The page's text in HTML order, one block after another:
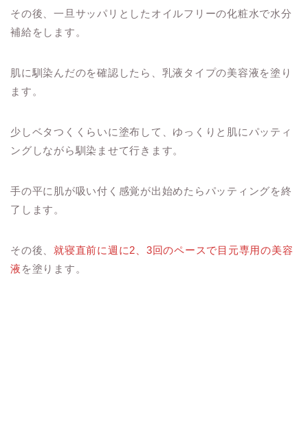
その後、一旦サッパリとしたオイルフリーの化粧水で水分
補給をします。
肌に馴染んだのを確認したら、乳液タイプの美容液を塗り
ます。
少しベタつくくらいに塗布して、ゆっくりと肌にパッティ
ングしながら馴染ませて行きます。
手の平に肌が吸い付く感覚が出始めたらパッティングを終
了します。
その後、就寝直前に週に2、3回のペースで目元専用の美容
液 を塗ります。